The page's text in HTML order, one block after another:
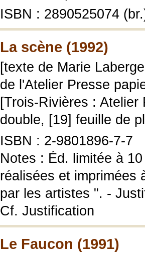
ISBN : 2890525074
La scène (1992)
[texte de Marie
de l'Atelier Presse
[Trois-Rivières :
double, [19] feuille de
ISBN : 2-9801896-7-7
Notes : Éd. limitée à
réalisées et imprimées
par les artistes ". -
Cf. Justification
Le Faucon (1991)